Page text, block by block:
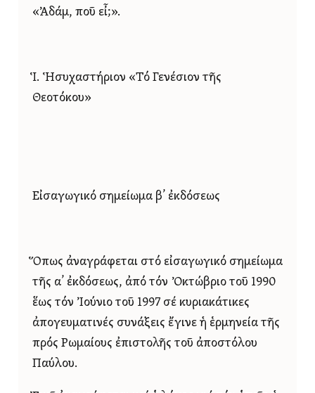
«Ἀδάμ, ποῦ εἶ;».
Ἱ. Ἡσυχαστήριον «Τό Γενέσιον τῆς
Θεοτόκου»
Εἰσαγωγικό σημείωμα β’ ἐκδόσεως
Ὅπως ἀναγράφεται στό εἰσαγωγικό σημείωμα
τῆς α’ ἐκδόσεως, ἀπό τόν Ὀκτώβριο τοῦ 1990
ἕως τόν Ἰούνιο τοῦ 1997 σέ κυριακάτικες
ἀπογευματινές συνάξεις ἔγινε ἡ ἑρμηνεία τῆς
πρός Ρωμαίους ἐπιστολῆς τοῦ ἀποστόλου
Παύλου.